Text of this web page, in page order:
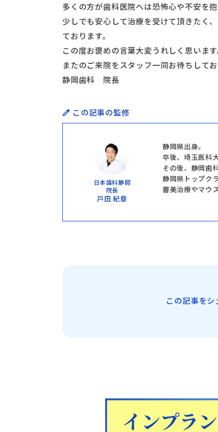
14:30〜18:00
日本歯科札幌
多くの方が歯科医院へは恐怖心や不安を
少しでも安心して治療を受けて頂きたく
ております。
この度お褒めの言葉大変うれしく思いま
またのご来院をスタッフ一同お待ちして
静岡歯科 院長
この記事の監修
日本歯科静岡
院長
戸田 紀章
静岡県出身。
卒後、埼玉医科
その後、静岡歯
静岡県トップク
審美治療やマウ
この記事を